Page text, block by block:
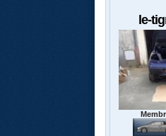
le-